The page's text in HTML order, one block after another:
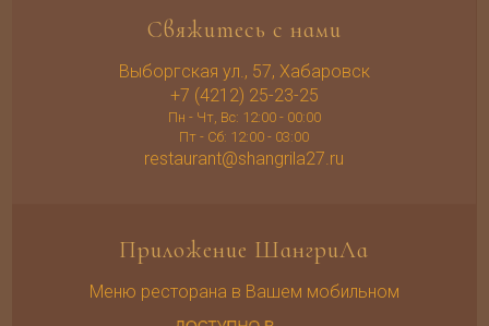
Свяжитесь с нами
Выборгская ул., 57, Хабаровск
+7 (4212) 25-23-25
Пн - Чт, Вс: 12:00 - 00:00
Пт - Сб: 12:00 - 03:00
restaurant@shangrila27.ru
Приложение ШангриЛа
Меню ресторана в Вашем мобильном